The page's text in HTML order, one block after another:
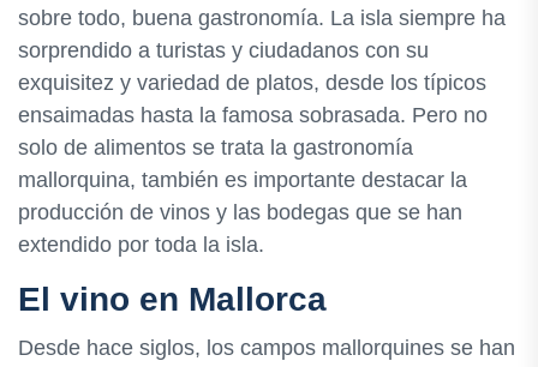
sobre todo, buena gastronomía. La isla siempre ha
sorprendido a turistas y ciudadanos con su
exquisitez y variedad de platos, desde los típicos
ensaimadas hasta la famosa sobrasada. Pero no
solo de alimentos se trata la gastronomía
mallorquina, también es importante destacar la
producción de vinos y las bodegas que se han
extendido por toda la isla.
El vino en Mallorca
Desde hace siglos, los campos mallorquines se han